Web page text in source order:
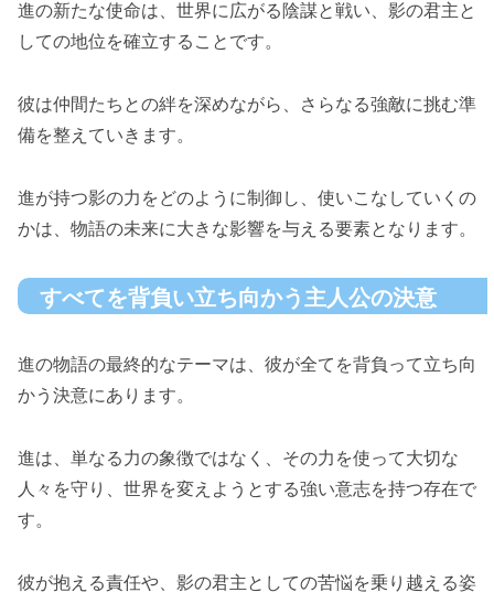
進の新たな使命は、世界に広がる陰謀と戦い、影の君主と
しての地位を確立することです。
彼は仲間たちとの絆を深めながら、さらなる強敵に挑む準
備を整えていきます。
進が持つ影の力をどのように制御し、使いこなしていくの
かは、物語の未来に大きな影響を与える要素となります。
すべてを背負い立ち向かう主人公の決意
進の物語の最終的なテーマは、彼が全てを背負って立ち向
かう決意にあります。
進は、単なる力の象徴ではなく、その力を使って大切な
人々を守り、世界を変えようとする強い意志を持つ存在で
す。
彼が抱える責任や、影の君主としての苦悩を乗り越える姿